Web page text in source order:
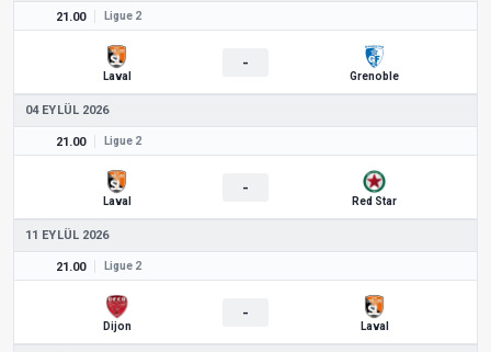
21.00 Ligue 2
Laval
-
Grenoble
04 EYLÜL 2026
21.00 Ligue 2
Laval
-
Red Star
11 EYLÜL 2026
21.00 Ligue 2
Dijon
-
Laval